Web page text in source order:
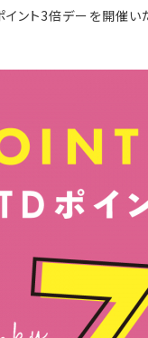
ント3倍デーを開催い